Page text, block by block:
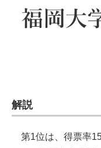
解説
第1位は、得票率